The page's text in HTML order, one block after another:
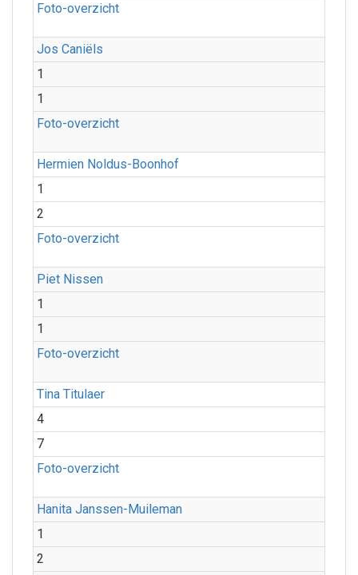
Foto-overzicht
Jos Caniëls
1
1
Foto-overzicht
Hermien Noldus-Boonhof
1
2
Foto-overzicht
Piet Nissen
1
1
Foto-overzicht
Tina Titulaer
4
7
Foto-overzicht
Hanita Janssen-Muileman
1
2